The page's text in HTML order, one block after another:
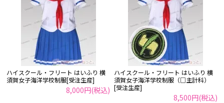
ハイスクール・フリート はいふり 横
須賀女子海洋学校制服[受注生産]
8,000円(税込)
ハイスクール・フリート はいふり 横
須賀女子海洋学校制服（□主計科）
[受注生産]
8,500円(税込)